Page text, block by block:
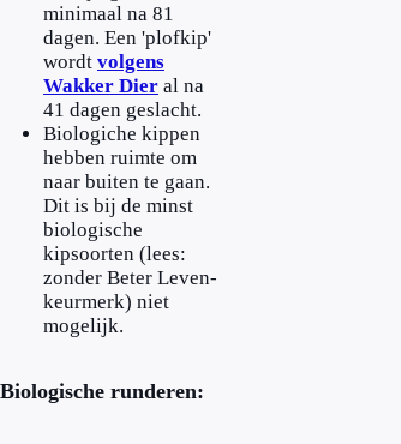
minimaal na 81
dagen. Een 'plofkip'
wordt volgens
Wakker Dier al na
41 dagen geslacht.
Biologiche kippen
hebben ruimte om
naar buiten te gaan.
Dit is bij de minst
biologische
kipsoorten (lees:
zonder Beter Leven-
keurmerk) niet
mogelijk.
Biologische runderen: